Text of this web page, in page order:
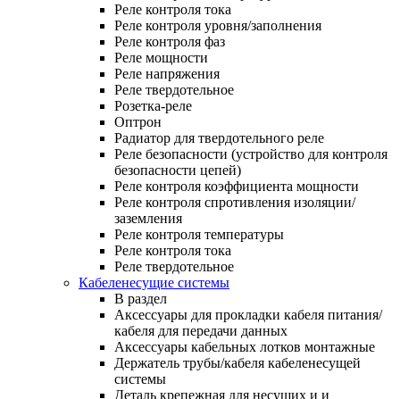
Реле контроля тока
Реле контроля уровня/заполнения
Реле контроля фаз
Реле мощности
Реле напряжения
Реле твердотельное
Розетка-реле
Оптрон
Радиатор для твердотельного реле
Реле безопасности (устройство для контроля
безопасности цепей)
Реле контроля коэффициента мощности
Реле контроля спротивления изоляции/
заземления
Реле контроля температуры
Реле контроля тока
Реле твердотельное
Кабеленесущие системы
В раздел
Аксессуары для прокладки кабеля питания/
кабеля для передачи данных
Аксессуары кабельных лотков монтажные
Держатель трубы/кабеля кабеленесущей
системы
Деталь крепежная для несущих и и